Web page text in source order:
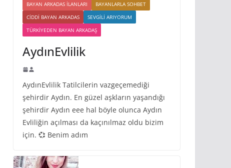
BAYAN ARKADAS ILANLARI
BAYANLARLA SOHBET
CIDDI BAYAN ARKADAS
SEVGILI ARIYORUM
TÜRKIYEDEN BAYAN ARKADAŞ
AydınEvlilik
AydınEvlilik Tatilcilerin vazgeçemediği
şehirdir Aydın. En güzel aşkların yaşandığı
şehirdir Aydın eee hal böyle olunca Aydın
Evliliğin açılması da kaçınılmaz oldu bizim
için. 💞 Benim adım